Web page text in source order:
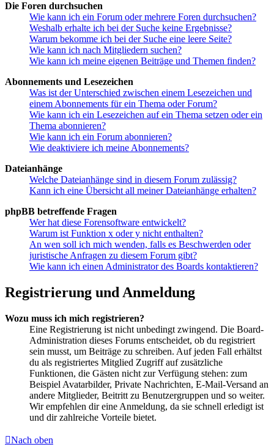
Die Foren durchsuchen
Wie kann ich ein Forum oder mehrere Foren durchsuchen?
Weshalb erhalte ich bei der Suche keine Ergebnisse?
Warum bekomme ich bei der Suche eine leere Seite?
Wie kann ich nach Mitgliedern suchen?
Wie kann ich meine eigenen Beiträge und Themen finden?
Abonnements und Lesezeichen
Was ist der Unterschied zwischen einem Lesezeichen und
einem Abonnements für ein Thema oder Forum?
Wie kann ich ein Lesezeichen auf ein Thema setzen oder ein
Thema abonnieren?
Wie kann ich ein Forum abonnieren?
Wie deaktiviere ich meine Abonnements?
Dateianhänge
Welche Dateianhänge sind in diesem Forum zulässig?
Kann ich eine Übersicht all meiner Dateianhänge erhalten?
phpBB betreffende Fragen
Wer hat diese Forensoftware entwickelt?
Warum ist Funktion x oder y nicht enthalten?
An wen soll ich mich wenden, falls es Beschwerden oder
juristische Anfragen zu diesem Forum gibt?
Wie kann ich einen Administrator des Boards kontaktieren?
Registrierung und Anmeldung
Wozu muss ich mich registrieren?
Eine Registrierung ist nicht unbedingt zwingend. Die Board-
Administration dieses Forums entscheidet, ob du registriert
sein musst, um Beiträge zu schreiben. Auf jeden Fall erhältst
du als registriertes Mitglied Zugriff auf zusätzliche
Funktionen, die Gästen nicht zur Verfügung stehen: zum
Beispiel Avatarbilder, Private Nachrichten, E-Mail-Versand an
andere Mitglieder, Beitritt zu Benutzergruppen und so weiter.
Wir empfehlen dir eine Anmeldung, da sie schnell erledigt ist
und dir zahlreiche Vorteile bietet.
Nach oben